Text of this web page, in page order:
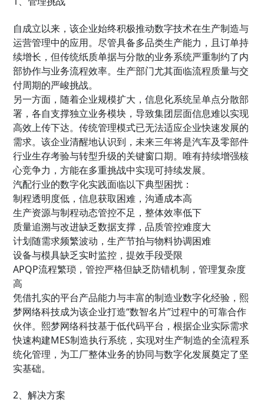
自成立以来，该企业始终积极推动数字技术在生产制造与
运营管理中的应用。尽管具备多品类生产能力，且订单持
续增长，但传统纸质单据与分散的业务系统严重制约了内
部协作与业务流程效率。生产部门尤其面临流程质量与交
付周期的严峻挑战。
另一方面，随着企业规模扩大，信息化系统呈单点分散部
署，各自支撑独立业务模块，导致集团层面信息难以实现
高效上传下达。传统管理模式已无法适应企业快速发展的
需求。该企业清醒地认识到，未来三年将是汽车及零部件
行业生存考验与转型升级的关键窗口期。唯有持续增强核
心竞争力，方能在多重挑战中实现可持续发展。
汽配行业的数字化实践面临以下典型困扰：
制程透明度低，信息获取困难，沟通成本高
生产资源与制程动态管控不足，整体效率低下
质量追溯与改进缺乏数据支撑，品质管控难度大
计划随需求频繁波动，生产节拍与物料协调困难
设备与模具缺乏实时监控，提效手段受限
APQP流程繁琐，管控严格但缺乏防错机制，管理复杂度
高
凭借扎实的平台产品能力与丰富的制造业数字化经验，熙
梦网络科技成为该企业打造“数智名片”过程中的可靠合作
伙伴。熙梦网络科技基于低代码平台，根据企业实际需求
快速构建MES制造执行系统，实现对生产制造的全流程系
统化管理，为工厂整体业务的协同与数字化发展奠定了坚
实基础。
2、解决方案